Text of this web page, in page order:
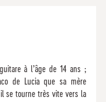
à l’âge de 14 ans ;
de Lucia que sa mère
se tourne très vite vers la